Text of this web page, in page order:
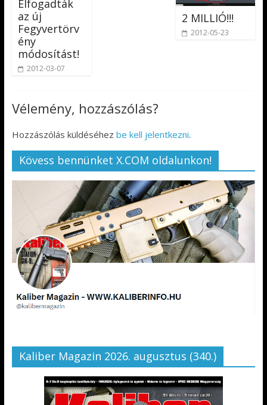
Elfogadták
az új
Fegyvertörv
ény
módosítást!
2012-03-07
2 MILLIÓ!!!
2012-05-23
Vélemény, hozzászólás?
Hozzászólás küldéséhez be kell jelentkezni.
Kövess bennünket X.COM oldalunkon!
Kaliber Magazin 2026. augusztus (340.)